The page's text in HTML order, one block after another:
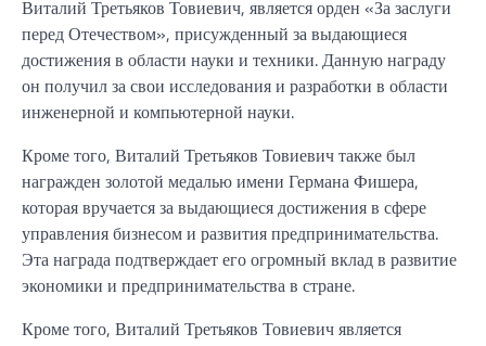
Виталий Третьяков Товиевич, является орден «За заслуги
перед Отечеством», присужденный за выдающиеся
достижения в области науки и техники. Данную награду
он получил за свои исследования и разработки в области
инженерной и компьютерной науки.
Кроме того, Виталий Третьяков Товиевич также был
награжден золотой медалью имени Германа Фишера,
которая вручается за выдающиеся достижения в сфере
управления бизнесом и развития предпринимательства.
Эта награда подтверждает его огромный вклад в развитие
экономики и предпринимательства в стране.
Кроме того, Виталий Третьяков Товиевич является